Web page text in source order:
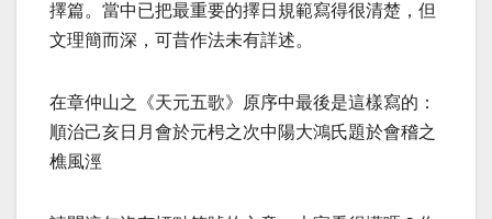
擇篇。當中已把最重要的擇日規範寫得很清楚，但
文理簡而深，可昔作法未有詳述。
在章仲山之《天元五歌》原序中最後是這樣寫的：
順治己亥日月會於元枵之次中陽大鴻氏題於會稽之
樵風涇